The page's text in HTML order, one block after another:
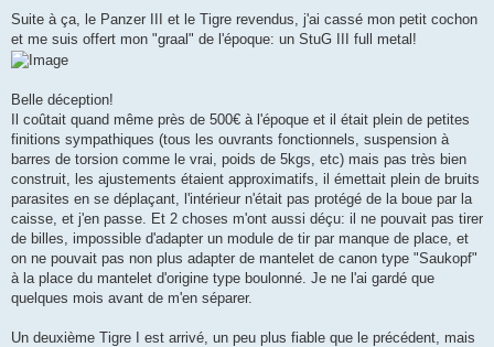
Suite à ça, le Panzer III et le Tigre revendus, j'ai cassé mon petit cochon
et me suis offert mon "graal" de l'époque: un StuG III full metal!
Belle déception!
Il coûtait quand même près de 500€ à l'époque et il était plein de petites
finitions sympathiques (tous les ouvrants fonctionnels, suspension à
barres de torsion comme le vrai, poids de 5kgs, etc) mais pas très bien
construit, les ajustements étaient approximatifs, il émettait plein de bruits
parasites en se déplaçant, l'intérieur n'était pas protégé de la boue par la
caisse, et j'en passe. Et 2 choses m'ont aussi déçu: il ne pouvait pas tirer
de billes, impossible d'adapter un module de tir par manque de place, et
on ne pouvait pas non plus adapter de mantelet de canon type "Saukopf"
à la place du mantelet d'origine type boulonné. Je ne l'ai gardé que
quelques mois avant de m'en séparer.
Un deuxième Tigre I est arrivé, un peu plus fiable que le précédent, mais